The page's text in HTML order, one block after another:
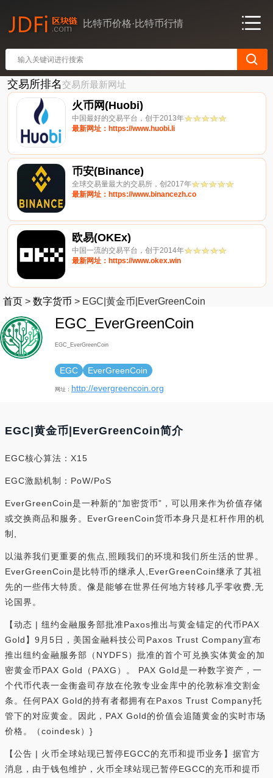
比特币价格·比特币行情
交易所排名交易所最新网址
火币网(Huobi)
中国最好的交易平台，创于2013年
最新网址：https://www.huobi.li
币安(Binance)
全球交易量最大的交易所，创2017年
最新网址：https://www.binancezh.co
欧易(OKEx)
中国一流的交易平台，创于2014年
最新网址：https://www.okex.win
首页 > 数字货币 > EGC|黄金币|EverGreenCoin
EGC_EverGreenCoin
EGC_EverGreenCoin
EGC EverGreenCoin
网址： http://evergreencoin.org
EGC|黄金币|EverGreenCoin简介
EGC核心算法：X15
EGC激励机制：PoW/PoS
EverGreenCoin是一种新的“加密货币”，可以用来作为价值存储
或交换商品和服务。EverGreenCoin货币本身只是杠杆作用的机
制,
以滋养我们更重要的焦点,照顾我们的环境和我们所生活的世界。
EverGreenCoin是比特币的继承人,EverGreenCoin继承了其祖
先的一些伟大特质。像是能够在世界任何地方转移几乎零收费,无
论国界。
【动态 | 纽约金融服务部批准Paxos推出与黄金锚定的代币PAX
Gold】9月5日，美国金融科技公司Paxos Trust Company宣布
推出纽约金融服务部（NYDFS）批准的首个可兑换实体黄金的加
密黄金币PAX Gold（PAXG）。 PAX Gold是一种数字资产，一
个代币代表一金衡盎司存放在伦敦专业金库中的伦敦标准交割金
条。任何PAX Gold的持有者都拥有在Paxos Trust Company托
管下的对应黄金。因此，PAX Gold的价值会追随黄金的实时市场
价格。（coindesk）}
【公告 | 火币全球站现已暂停EGCC的充币和提币业务】据官方
消息，由于钱包维护，火币全球站现已暂停EGCC的充币和提币